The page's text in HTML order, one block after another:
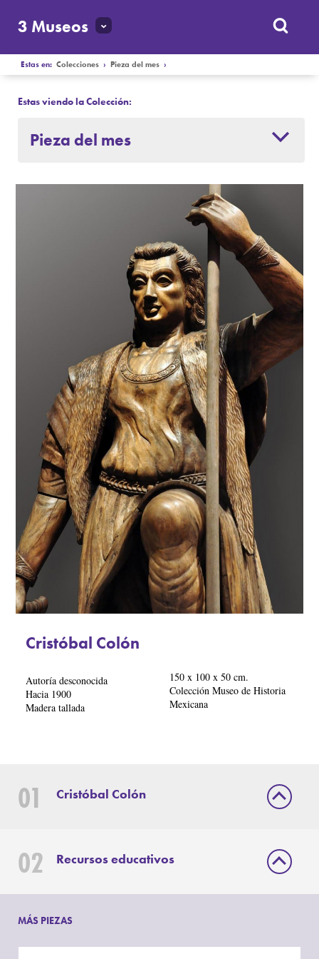
3 Museos
Estas en:Colecciones ›Pieza del mes ›
Estas viendo la Colección:
Pieza del mes
Cristóbal Colón
Autoría desconocida
Hacia 1900
Madera tallada
150 x 100 x 50 cm.
Colección Museo de Historia
Mexicana
01 Cristóbal Colón
Cristóbal
02 Recursos educativos
MÁS PIEZAS